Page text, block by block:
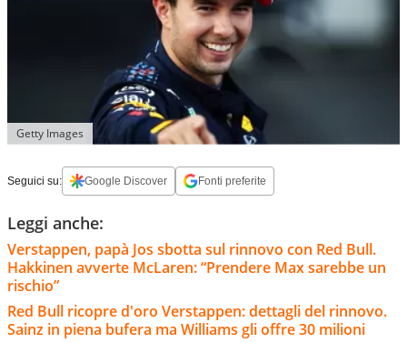
Getty Images
Seguici su: Google Discover Fonti preferite
Leggi anche:
Verstappen, papà Jos sbotta sul rinnovo con Red Bull.
Hakkinen avverte McLaren: “Prendere Max sarebbe un
rischio”
Red Bull ricopre d'oro Verstappen: dettagli del rinnovo.
Sainz in piena bufera ma Williams gli offre 30 milioni